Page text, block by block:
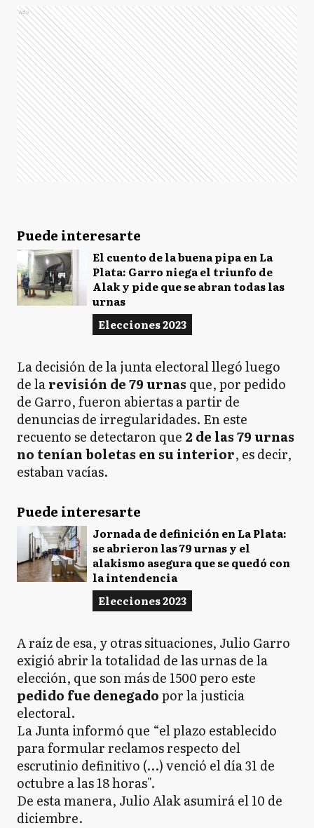
Ads
Puede interesarte
El cuento de la buena pipa en La
Plata: Garro niega el triunfo de
Alak y pide que se abran todas las
urnas
Elecciones 2023
La decisión de la junta electoral llegó luego
de larevisión de 79 urnas que, por pedido
de Garro, fueron abiertas a partir de
denuncias de irregularidades. En este
recuento se detectaron que 2 de las 79 urnas
no tenían boletas en su interior, es decir,
estaban vacías.
Puede interesarte
Jornada de definición en La Plata:
se abrieron las 79 urnas y el
alakismo asegura que se quedó con
la intendencia
Elecciones 2023
A raíz de esa, y otras situaciones, Julio Garro
exigió abrir la totalidad de las urnas de la
elección, que son más de 1500 pero este
pedido fue denegadopor la justicia
electoral.
La Junta informó que “el plazo establecido
para formular reclamos respecto del
escrutinio definitivo (…) venció el día 31 de
octubre a las 18 horas".
De esta manera, Julio Alak asumirá el 10 de
diciembre.